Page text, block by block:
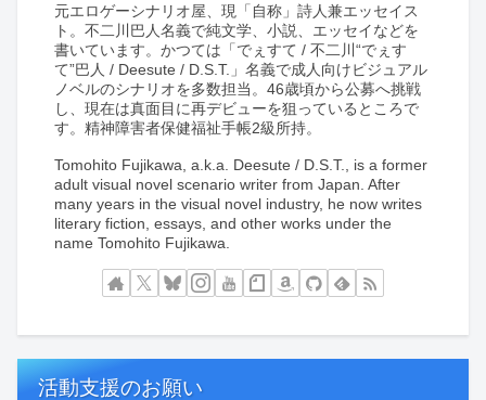
元エロゲーシナリオ屋、現「自称」詩人兼エッセイス
ト。不二川巴人名義で純文学、小説、エッセイなどを
書いています。かつては「でぇすて / 不二川“でぇす
て”巴人 / Deesute / D.S.T.」名義で成人向けビジュアル
ノベルのシナリオを多数担当。46歳頃から公募へ挑戦
し、現在は真面目に再デビューを狙っているところで
す。精神障害者保健福祉手帳2級所持。
Tomohito Fujikawa, a.k.a. Deesute / D.S.T., is a former
adult visual novel scenario writer from Japan. After
many years in the visual novel industry, he now writes
literary fiction, essays, and other works under the
name Tomohito Fujikawa.
活動支援のお願い